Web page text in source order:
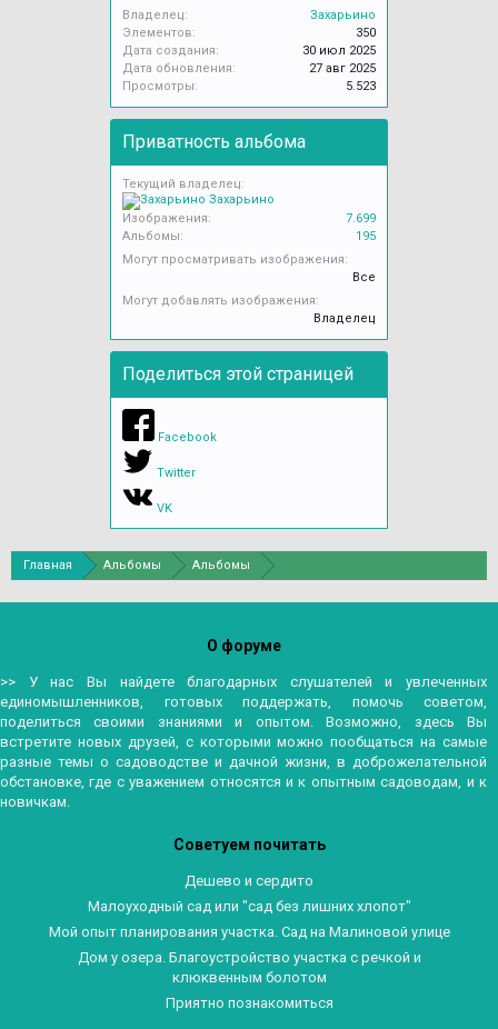
Владелец:
Захарьино
Элементов:
350
Дата создания:
30 июл 2025
Дата обновления:
27 авг 2025
Просмотры:
5.523
Приватность альбома
Текущий владелец:
Захарьино
Изображения:
7.699
Альбомы:
195
Могут просматривать изображения:
Все
Могут добавлять изображения:
Владелец
Поделиться этой страницей
Facebook
Twitter
VK
Главная Альбомы Альбомы
О форуме
>> У нас Вы найдете благодарных слушателей и увлеченных
единомышленников, готовых поддержать, помочь советом,
поделиться своими знаниями и опытом. Возможно, здесь Вы
встретите новых друзей, с которыми можно пообщаться на самые
разные темы о садоводстве и дачной жизни, в доброжелательной
обстановке, где с уважением относятся и к опытным садоводам, и к
новичкам.
Советуем почитать
Дешево и сердито
Малоуходный сад или "сад без лишних хлопот"
Мой опыт планирования участка. Сад на Малиновой улице
Дом у озера. Благоустройство участка с речкой и
клюквенным болотом
Приятно познакомиться